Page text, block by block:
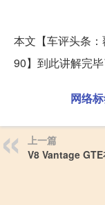
本文【车评头条
90】到此讲解完毕
网络标
上一篇
V8 Vantage